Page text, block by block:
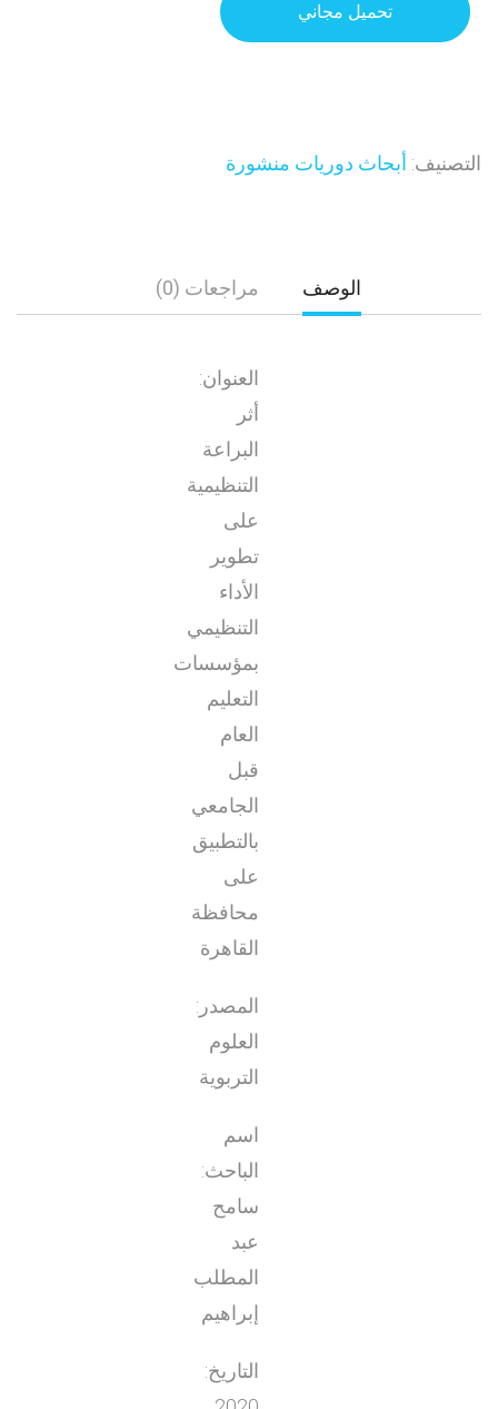
تحميل مجاني
التصنيف: أبحاث دوريات منشورة
الوصف مراجعات (0)
العنوان:
أثر
البراعة
التنظيمية
على
تطوير
الأداء
التنظيمي
بمؤسسات
التعليم
العام
قبل
الجامعي
بالتطبيق
على
محافظة
القاهرة
المصدر:
العلوم
التربوية
اسم
الباحث:
سامح
عبد
المطلب
إبراهيم
التاريخ: